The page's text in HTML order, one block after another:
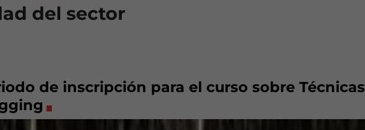
del sector
de inscripción para el curso sobre Técnicas